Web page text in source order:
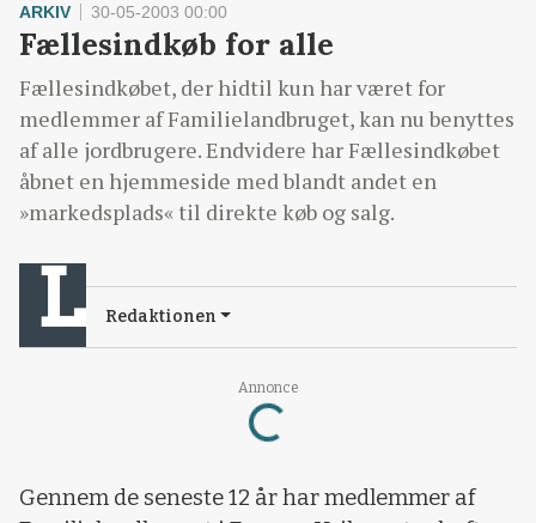
Annonce
Loading...
ARKIV 30-05-2003 00:00
Fællesindkøb for alle
Fællesindkøbet, der hidtil kun har været for
medlemmer af Familielandbruget, kan nu benyttes
af alle jordbrugere. Endvidere har Fællesindkøbet
åbnet en hjemmeside med blandt andet en
»markedsplads« til direkte køb og salg.
Redaktionen
Gennem de seneste 12 år har medlemmer af